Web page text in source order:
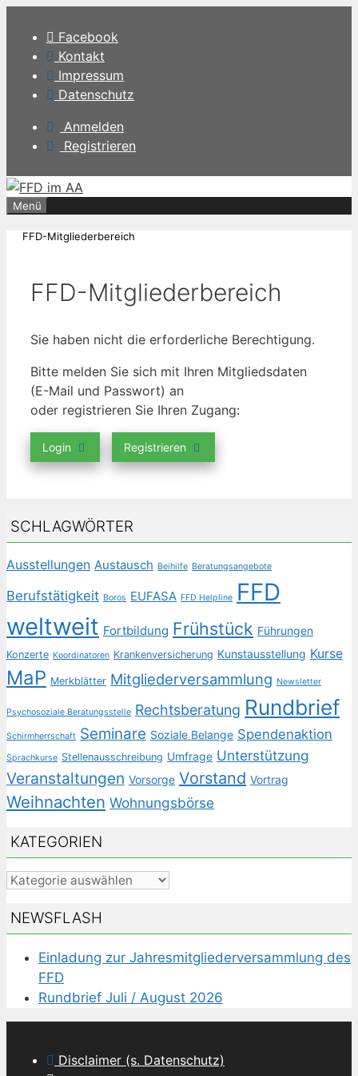
Inhalt
springen
Facebook
Kontakt
Impressum
Datenschutz
Anmelden
Registrieren
Menü
FFD-Mitgliederbereich
FFD-Mitgliederbereich
Sie haben nicht die erforderliche Berechtigung.
Bitte melden Sie sich mit Ihren Mitgliedsdaten
(E-Mail und Passwort) an
oder registrieren Sie Ihren Zugang:
Login Registrieren
SCHLAGWÖRTER
Ausstellungen Austausch Beihilfe Beratungsangebote
Berufstätigkeit Boros EUFASA FFD Helpline FFD
weltweit Fortbildung Frühstück Führungen
Konzerte Koordinatoren Krankenversicherung Kunstausstellung Kurse
MaP Merkblätter Mitgliederversammlung Newsletter
Psychosoziale Beratungsstelle Rechtsberatung Rundbrief
Schirmherrschaft Seminare Soziale Belange Spendenaktion
Sprachkurse Stellenausschreibung Umfrage Unterstützung
Veranstaltungen Vorsorge Vorstand Vortrag
Weihnachten Wohnungsbörse
KATEGORIEN
Kategorien
NEWSFLASH
Einladung zur Jahresmitgliederversammlung des
FFD
Rundbrief Juli / August 2026
Disclaimer (s. Datenschutz)